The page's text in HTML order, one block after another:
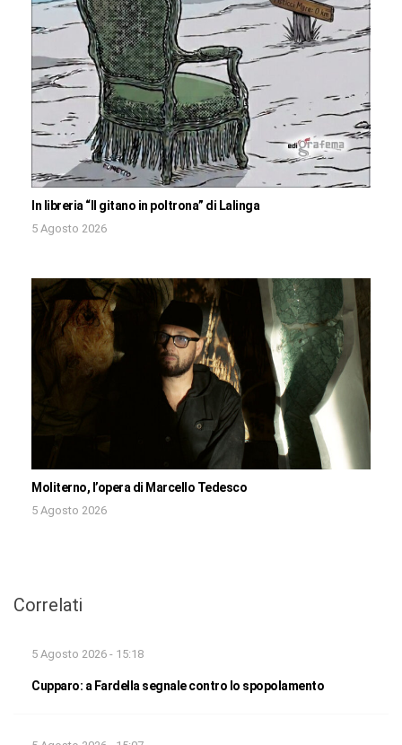
In libreria “Il gitano in poltrona” di Lalinga
5 Agosto 2026
Moliterno, l’opera di Marcello Tedesco
5 Agosto 2026
Correlati
5 Agosto 2026 - 15:18
Cupparo: a Fardella segnale contro lo spopolamento